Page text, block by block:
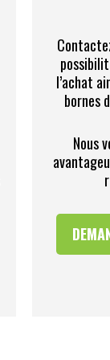
l’achat
bornes
Nous